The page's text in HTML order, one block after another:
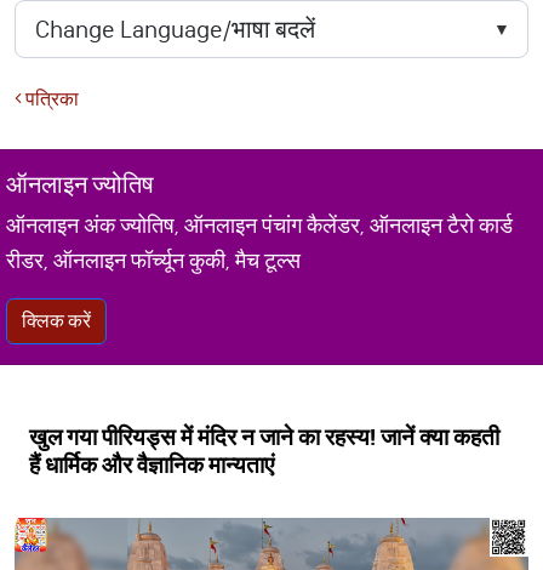
पत्रिका
ऑनलाइन ज्योतिष
ऑनलाइन अंक ज्योतिष, ऑनलाइन पंचांग कैलेंडर, ऑनलाइन टैरो कार्ड
रीडर, ऑनलाइन फॉर्च्यून कुकी, मैच टूल्स
क्लिक करें
खुल गया पीरियड्स में मंदिर न जाने का रहस्य! जानें क्या कहती
हैं धार्मिक और वैज्ञानिक मान्यताएं